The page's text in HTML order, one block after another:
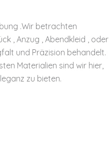
.Wir betrachten
, Anzug , Abendkleid , oder
und Präzision behandelt.
Materialien sind wir hier,
zu bieten.